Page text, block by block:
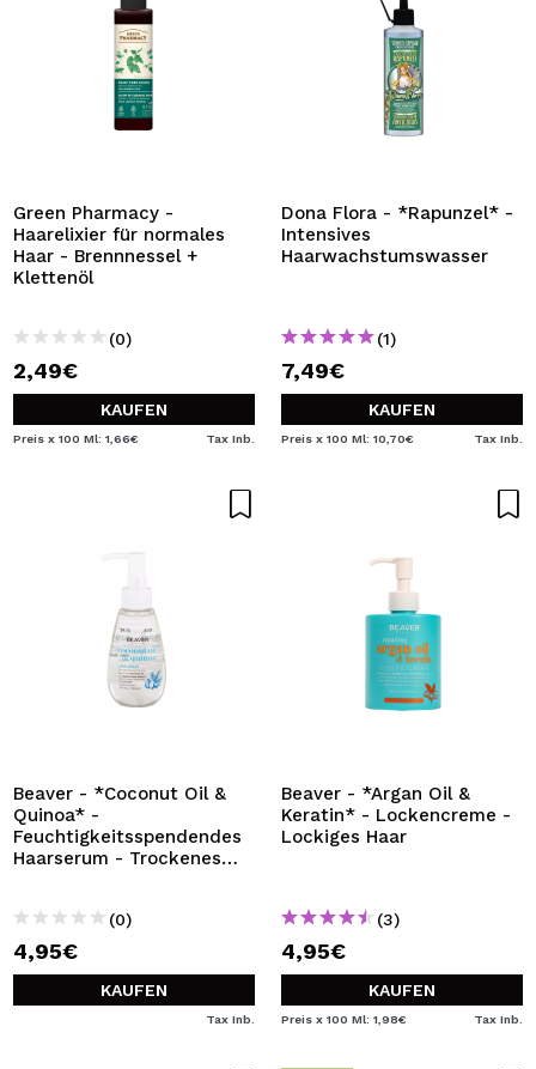
Green Pharmacy -
Haarelixier für normales
Haar - Brennnessel +
Klettenöl
(0)
2,49€
KAUFEN
Preis x 100 Ml: 1,66€ Tax Inb.
Dona Flora - *Rapunzel* -
Intensives
Haarwachstumswasser
(1)
7,49€
KAUFEN
Preis x 100 Ml: 10,70€ Tax Inb.
Beaver - *Coconut Oil &
Quinoa* -
Feuchtigkeitsspendendes
Haarserum - Trockenes
(0)
4,95€
KAUFEN
Tax Inb.
Beaver - *Argan Oil &
Keratin* - Lockencreme -
Lockiges Haar
(3)
4,95€
KAUFEN
Preis x 100 Ml: 1,98€ Tax Inb.